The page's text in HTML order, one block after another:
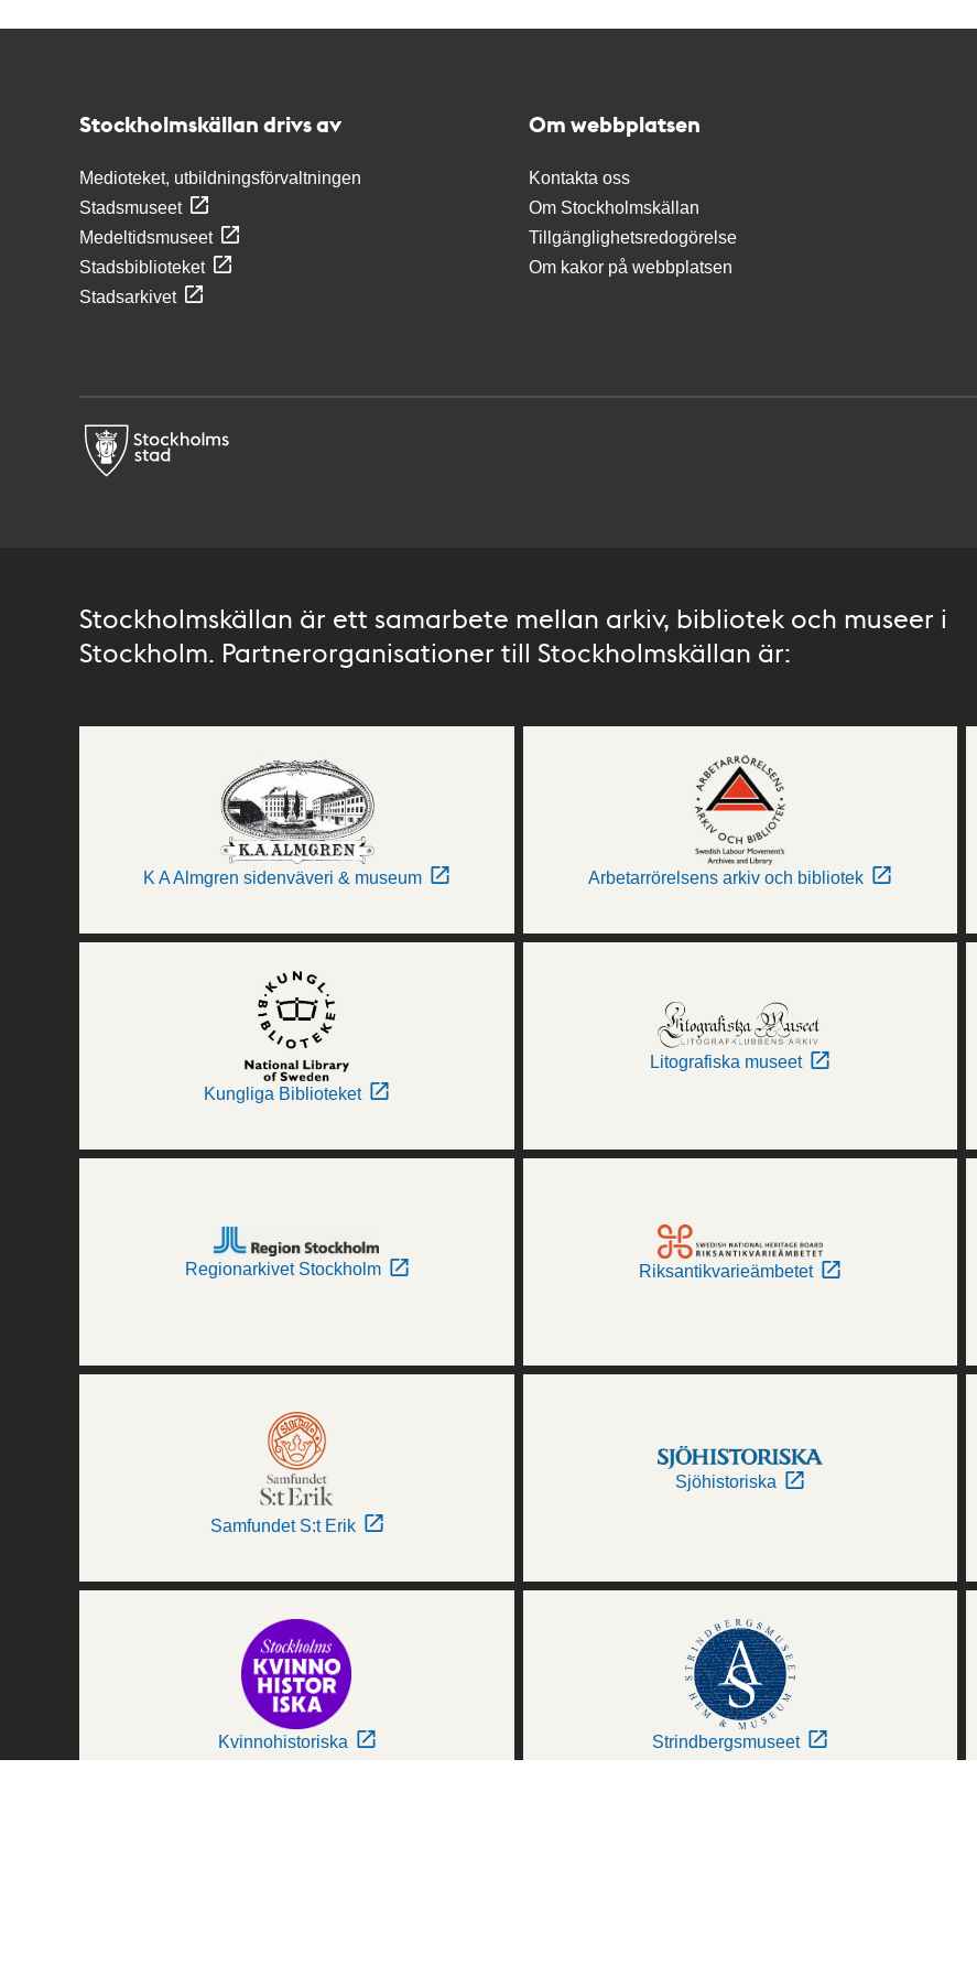
Stockholmskällan drivs av
Medioteket, utbildningsförvaltningen
Stadsmuseet
Medeltidsmuseet
Stadsbiblioteket
Stadsarkivet
Om webbplatsen
Kontakta oss
Om Stockholmskällan
Tillgänglighetsredogörelse
Om kakor på webbplatsen
Stockholmskällan är ett samarbete mellan arkiv, bibliotek och museer i
Stockholm. Partnerorganisationer till Stockholmskällan är:
K A Almgren sidenväveri & museum Arbetarrörelsens arkiv och bibliotek
Kungliga Biblioteket
Litografiska museet
Regionarkivet Stockholm Riksantikvarieämbetet
Samfundet S:t Erik
Sjöhistoriska
Kvinnohistoriska Strindbergsmuseet